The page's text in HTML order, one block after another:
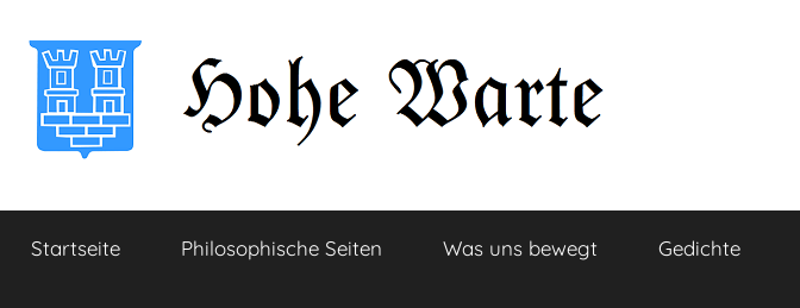
Inhalt
springen
Hohe
Warte
Startseite Philosophische Seiten Was uns bewegt Gedichte